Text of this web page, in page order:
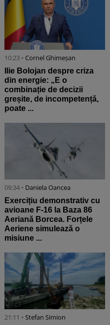
10:23 • Cornel Ghimeșan
Ilie Bolojan despre criza
din energie: „E o
combinație de decizii
greșite, de incompetență,
poate ...
09:34 • Daniela Oancea
Exercițiu demonstrativ cu
avioane F-16 la Baza 86
Aeriană Borcea. Forțele
Aeriene simulează o
misiune ...
21:11 • Stefan Simion